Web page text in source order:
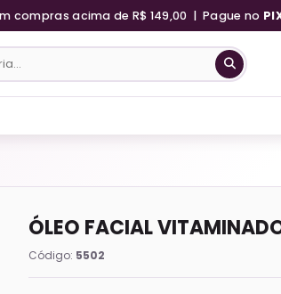
compras acima de R$ 149,00 | Pague no
ÓLEO FACIAL
Código: 5502